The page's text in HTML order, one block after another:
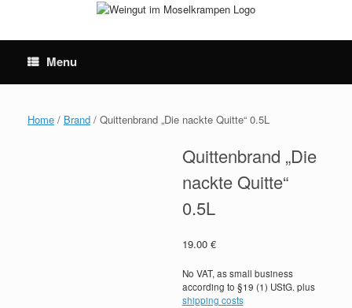
content
Menu
Home / Brand / Quittenbrand „Die nackte Quitte“ 0.5L
Quittenbrand „Die
nackte Quitte“
0.5L
19.00 €
No VAT, as small business
according to §19 (1) UStG. plus
shipping costs